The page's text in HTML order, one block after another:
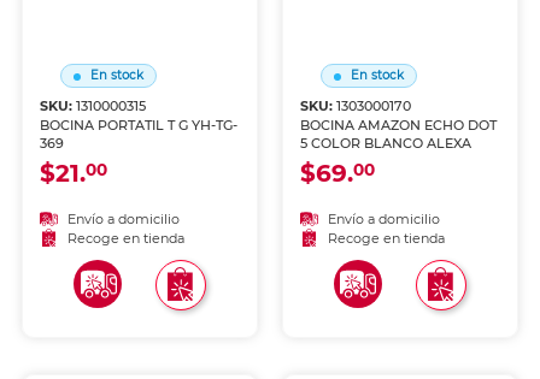
En stock
SKU:1310000315
BOCINA PORTATIL T G YH-TG-
369
$21.00
Envío a domicilio
Recoge en tienda
En stock
SKU: 1303000170
BOCINA AMAZON ECHO DOT
5 COLOR BLANCO ALEXA
$69.00
Envío a domicilio
Recoge en tienda